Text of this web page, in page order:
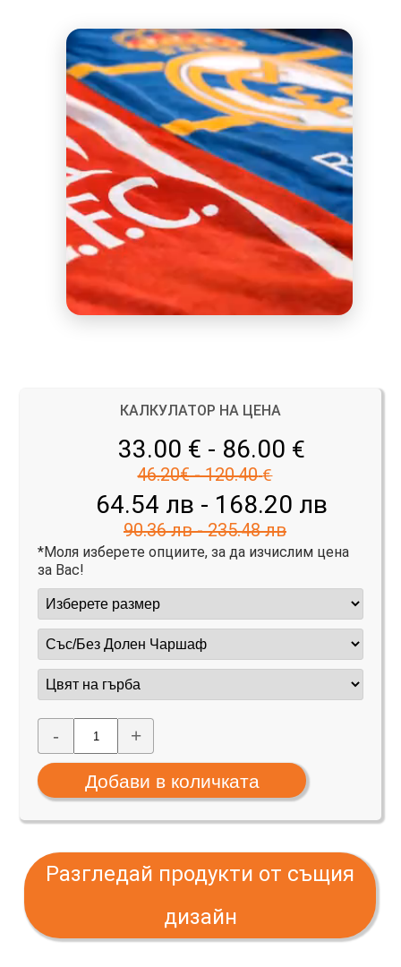
КАЛКУЛАТОР НА ЦЕНА
33.00 € - 86.00 €
46.20€ - 120.40 €
64.54 лв - 168.20 лв
90.36 лв - 235.48 лв
*Моля изберете опциите, за да изчислим цена
за Вас!
- +
Разгледай продукти от същия
дизайн